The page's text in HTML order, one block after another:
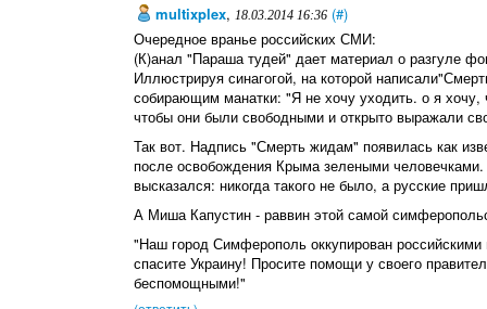
multixplex, 18.03.2014 16:36 (#)
Очередное вранье российских СМИ:
(К)анал "Параша тудей" дает материал о разгуле
Иллюстрируя синагогой, на которой
собирающим манатки: "Я не хочу уходить. о я хочу,
чтобы они были свободными и открыто выражали
Так вот. Надпись "Смерть жидам" появилась как
после освобождения Крыма зелеными
высказался: никогда такого не было, а русские
А Миша Капустин - раввин этой самой
"Наш город Симферополь оккупирован
спасите Украину! Просите помощи у своего
беспомощными!"